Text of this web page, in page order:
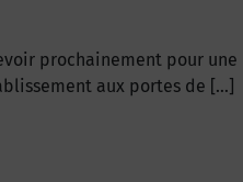
prochainement pour une
aux portes de […]